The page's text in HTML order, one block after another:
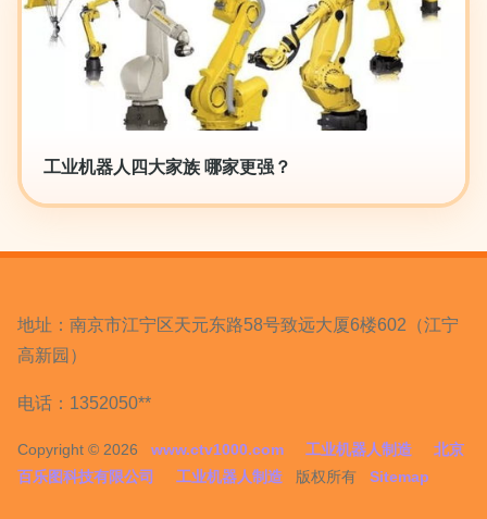
工业机器人四大家族 哪家更强？
地址：南京市江宁区天元东路58号致远大厦6楼602（江宁
高新园）
电话：1352050**
Copyright © 2026 www.ctv1000.com 工业机器人制造
北京
百乐图科技有限公司
工业机器人制造 版权所有 Sitemap